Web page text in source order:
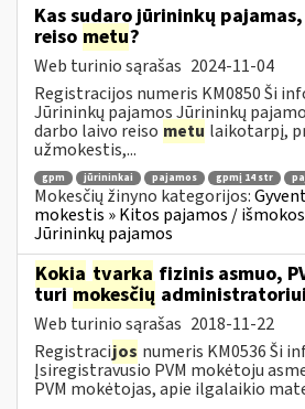
Kas sudaro jūrininkų
reiso metu?
Web turinio sąrašas 2024-11-04
Registracijos numeris KM0850 Ši
Jūrininkų pajamos Jūrininkų
darbo laivo reiso metu laikotarpį,
užmokestis,...
gpm jūrininkai pajamos gpmį 14 str
Mokesčių žinyno kategorijos:
mokestis » Kitos pajamos /
Jūrininkų pajamos
Kokia tvarka fizinis asmuo,
turimokesčių
Web turinio sąrašas 2018-11-22
Registracijos numeris KM0536 Ši
Įsiregistravusio PVM mokėtoju
PVM mokėtojas, apie ilgalaikio